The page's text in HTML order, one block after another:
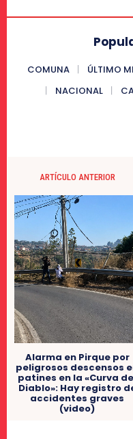
COMUNA ÚLTIMO
NACIONAL
ARTÍCULO ANTERIOR
Alarma en Pirque por
peligrosos descensos
patines en la «Curva
Diablo»: Hay registro
accidentes graves
(video)